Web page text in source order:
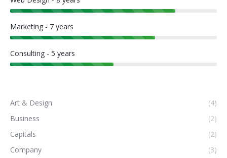
Marketing - 7 years
Consulting - 5 years
Art & Design
(4)
Business
(2)
Capitals
(2)
Company
(3)